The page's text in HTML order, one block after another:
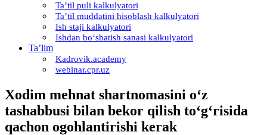
Ta’til puli kalkulyatori
Ta’til muddatini hisoblash kalkulyatori
Ish staji kalkulyatori
Ishdan boʻshatish sanasi kalkulyatori
Ta’lim
Kadrovik.academy
webinar.cpr.uz
Xodim mehnat shartnomasini oʻz
tashabbusi bilan bekor qilish toʻgʻrisida
qachon ogohlantirishi kerak